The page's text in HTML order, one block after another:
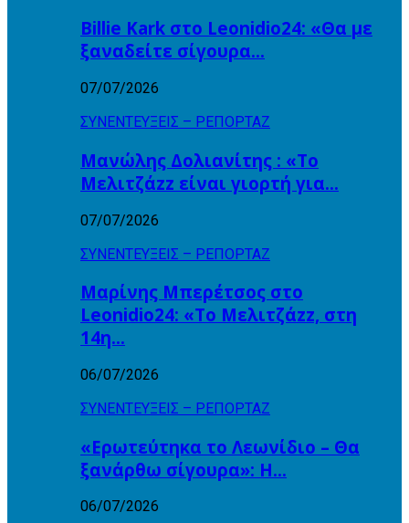
Billie Kark στο Leonidio24: «Θα με
ξαναδείτε σίγουρα…
07/07/2026
ΣΥΝΕΝΤΕΥΞΕΙΣ – ΡΕΠΟΡΤΑΖ
Μανώλης Δολιανίτης : «Το
Μελιτζάzz είναι γιορτή για…
07/07/2026
ΣΥΝΕΝΤΕΥΞΕΙΣ – ΡΕΠΟΡΤΑΖ
Μαρίνης Μπερέτσος στο
Leonidio24: «Το Μελιτζάzz, στη
14η…
06/07/2026
ΣΥΝΕΝΤΕΥΞΕΙΣ – ΡΕΠΟΡΤΑΖ
«Ερωτεύτηκα το Λεωνίδιο – Θα
ξανάρθω σίγουρα»: Η…
06/07/2026